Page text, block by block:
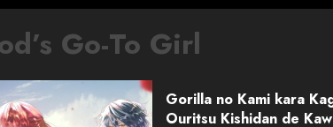
Go-To Girl
Gorilla no Kami kara
Ouritsu Kishidan de